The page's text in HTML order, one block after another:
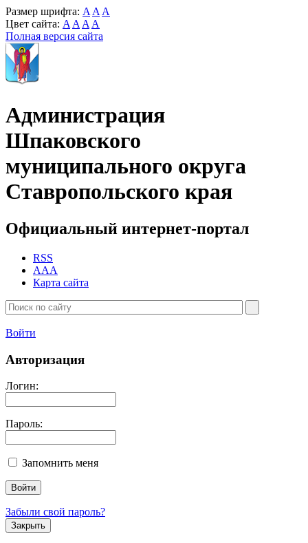
Размер шрифта: A A A
Цвет сайта: A A A A
Полная версия сайта
Администрация
Шпаковского
муниципального округа
Ставропольского края
Официальный интернет-портал
RSS
AAA
Карта сайта
Войти
Авторизация
Логин:
Пароль:
Запомнить меня
Забыли свой пароль?
Закрыть